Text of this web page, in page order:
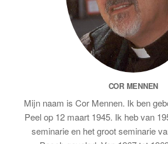
COR MENNEN
Mijn naam is Cor Mennen. Ik ben
Peel op 12 maart 1945. Ik heb van
seminarie en het groot seminarie